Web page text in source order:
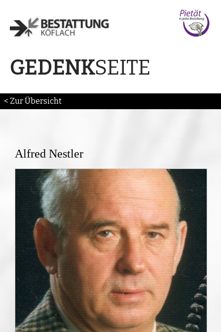
GEDENKSEITE
< Zur Übersicht
Alfred Nestler